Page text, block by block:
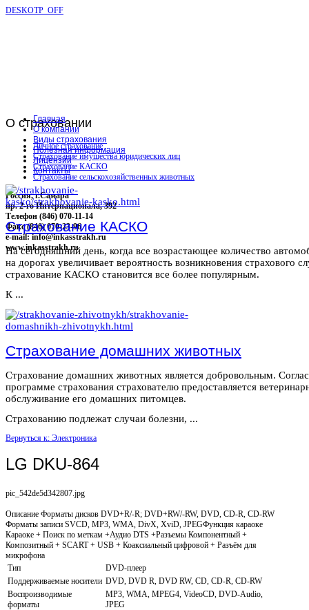
DESKOTP_OFF
О страховании
Личное страхование
Страхование имущества юридических лиц
Страхование КАСКО
Страхование сельскохозяйственных животных
Россия, г.Самара
пр. 2-го Интернационала, 392
Телефон (846) 070-11-14
Факс (846) 070-23-96
e-mail: info@inkasstrakh.ru
www.inkasstrakh.ru
Главная
О компании
Виды страхования
Полезная информация
Лицензии
Контакты
Страхование КАСКО
На сегодняшний день, когда все возрастающее количество
на дорогах увеличивает вероятность возникновения страхового
страхование КАСКО становится все более популярным.
К ...
Страхование домашних животных
Страхование домашних животных является добровольным.
программе страхования страхователю предоставляется
обслуживание его домашних питомцев.
Страхованию подлежат случаи болезни, ...
Вернуться к: Электроника
LG DKU-864
pic_542de5d342807.jpg
Описание Форматы дисков DVD+R/-R; DVD+RW/-RW, DVD, CD-R, CD-RW
Форматы записи SVCD, MP3, WMA, DivX, XviD, JPEGФункция караоке
Караоке + Поиск по меткам +Аудио DTS +Разъемы Компонентный +
Композитный + SCART + USB + Коаксиальный цифровой + Разъём для
микрофона
Тип
DVD-плеер
Поддерживаемые носители DVD, DVD R, DVD RW, CD, CD-R, CD-RW
Воспроизводимые
форматы
MP3, WMA, MPEG4, VideoCD, DVD-Audio,
JPEG